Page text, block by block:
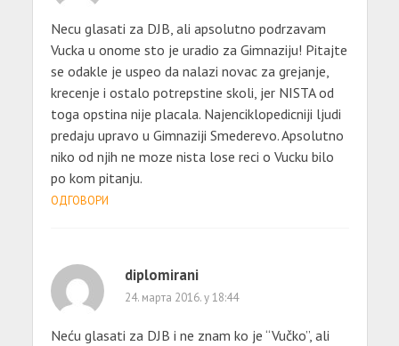
Necu glasati za DJB, ali apsolutno podrzavam
Vucka u onome sto je uradio za Gimnaziju! Pitajte
se odakle je uspeo da nalazi novac za grejanje,
krecenje i ostalo potrepstine skoli, jer NISTA od
toga opstina nije placala. Najenciklopedicniji ljudi
predaju upravo u Gimnaziji Smederevo. Apsolutno
niko od njih ne moze nista lose reci o Vucku bilo
po kom pitanju.
ОДГОВОРИ
diplomirani
24. марта 2016. у 18:44
Neću glasati za DJB i ne znam ko je “Vučko”, ali